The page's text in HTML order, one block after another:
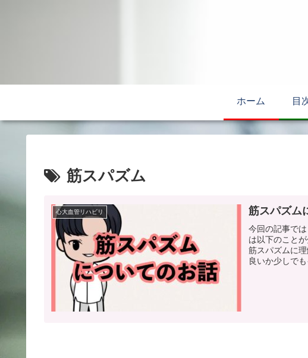
ホーム 目
筋スパズム
心大血管リハビリ 筋スパズム
今回の記事で
は以下のこと
筋スパズムに
良いか少しで